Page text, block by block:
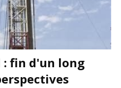
: fin d'un long